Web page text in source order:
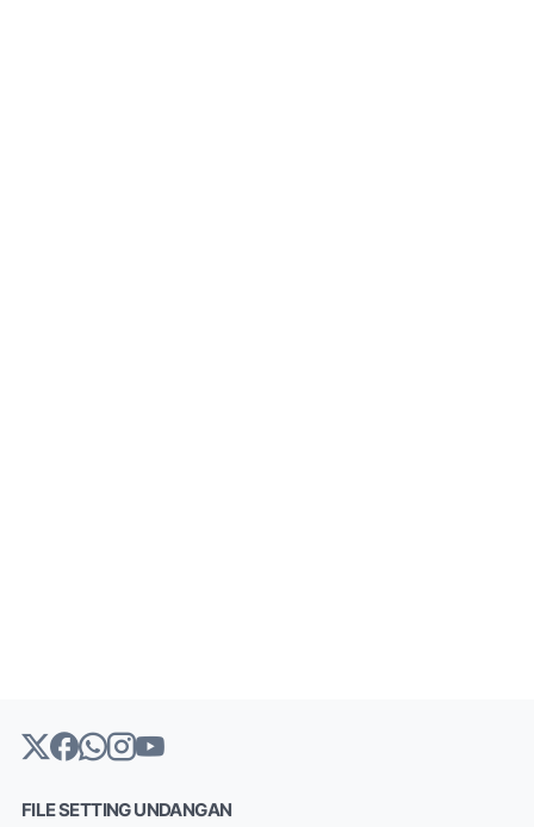
FILE SETTING UNDANGAN